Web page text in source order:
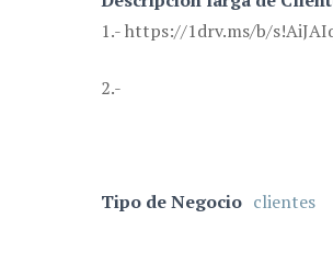
1.- https://1drv.ms/b/
2.-
Tipo de Negocio clientes